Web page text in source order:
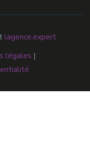
légales |
lagence.expert